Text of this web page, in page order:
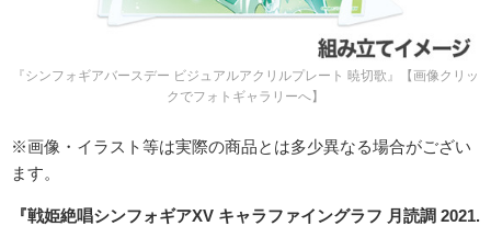
『シンフォギアバースデー ビジュアルアクリルプレート 暁切歌』【画像クリッ
クでフォトギャラリーへ】
※画像・イラスト等は実際の商品とは多少異なる場合がござい
ます。
『戦姫絶唱シンフォギアXV キャラファイングラフ 月読調 2021.